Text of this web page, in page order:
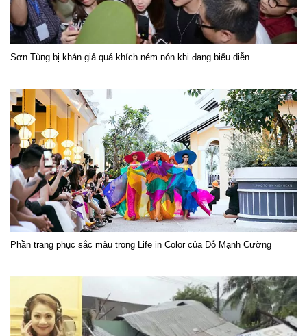
Sơn Tùng bị khán giả quá khích ném nón khi đang biểu diễn
Phần trang phục sắc màu trong Life in Color của Đỗ Mạnh Cường